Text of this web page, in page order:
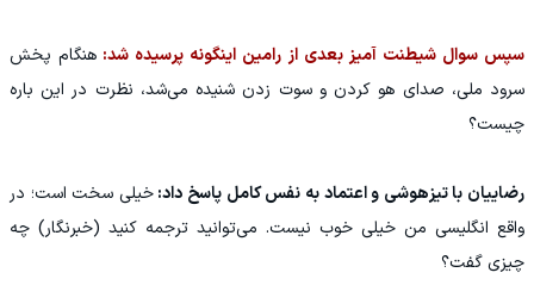
سپس سوال شیطنت آمیز بعدی از رامین اینگونه پرسیده شد: هنگام پخش
سرود ملی، صدای هو کردن و سوت زدن شنیده می‌شد، نظرت در این باره
چیست؟
رضاییان با تیزهوشی و اعتماد به نفس کامل پاسخ داد:خیلی سخت است؛ در
واقع انگلیسی من خیلی خوب نیست. می‌توانید ترجمه کنید (خبرنگار) چه
چیزی گفت؟